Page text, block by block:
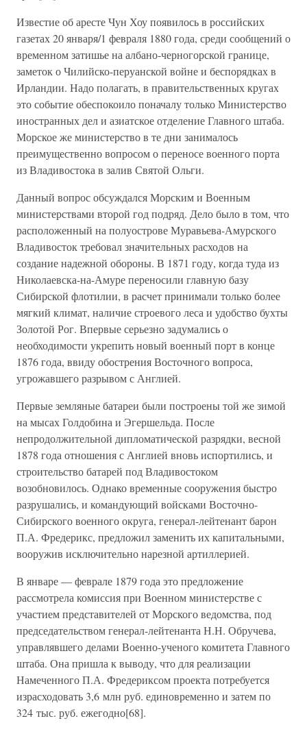
Известие об аресте Чун Хоу появилось в российских
газетах 20 января/1 февраля 1880 года, среди сообщений о
временном затишье на албано-черногорской границе,
заметок о Чилийско-перуанской войне и беспорядках в
Ирландии. Надо полагать, в правительственных кругах
это событие обеспокоило поначалу только Министерство
иностранных дел и азиатское отделение Главного штаба.
Морское же министерство в те дни занималось
преимущественно вопросом о переносе военного порта
из Владивостока в залив Святой Ольги.
Данный вопрос обсуждался Морским и Военным
министерствами второй год подряд. Дело было в том, что
расположенный на полуострове Муравьева-Амурского
Владивосток требовал значительных расходов на
создание надежной обороны. В 1871 году, когда туда из
Николаевска-на-Амуре переносили главную базу
Сибирской флотилии, в расчет принимали только более
мягкий климат, наличие строевого леса и удобство бухты
Золотой Рог. Впервые серьезно задумались о
необходимости укрепить новый военный порт в конце
1876 года, ввиду обострения Восточного вопроса,
угрожавшего разрывом с Англией.
Первые земляные батареи были построены той же зимой
на мысах Голдобина и Эгершельда. После
непродолжительной дипломатической разрядки, весной
1878 года отношения с Англией вновь испортились, и
строительство батарей под Владивостоком
возобновилось. Однако временные сооружения быстро
разрушались, и командующий войсками Восточно-
Сибирского военного округа, генерал-лейтенант барон
П.А. Фредерикс, предложил заменить их капитальными,
вооружив исключительно нарезной артиллерией.
В январе — феврале 1879 года это предложение
рассмотрела комиссия при Военном министерстве с
участием представителей от Морского ведомства, под
председательством генерал-лейтенанта Н.Н. Обручева,
управлявшего делами Военно-ученого комитета Главного
штаба. Она пришла к выводу, что для реализации
Намеченного П.А. Фредериксом проекта потребуется
израсходовать 3,6 млн руб. единовременно и затем по
324 тыс. руб. ежегодно[68].